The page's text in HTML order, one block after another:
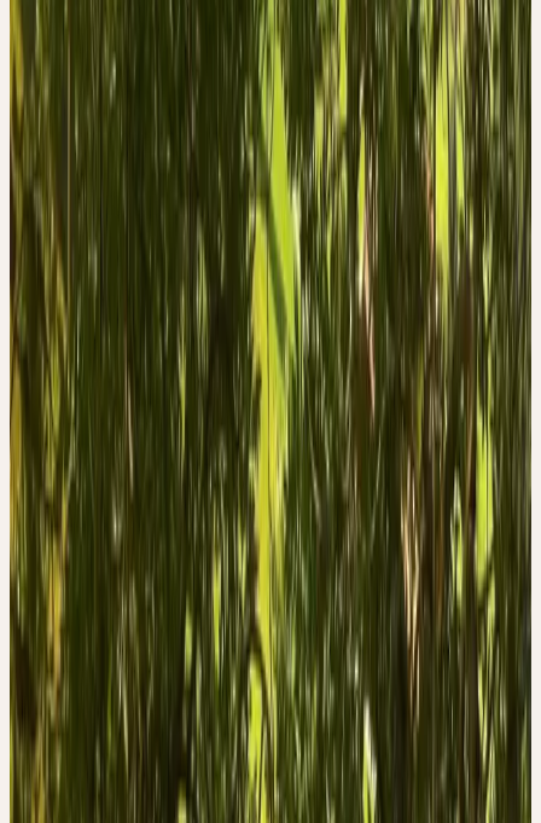
zur Entfaltung. Eine Knospe birgt potenzielle Pflanzenenergie in
höchstem Grad.
Die Farbe, die diese Vitalität zum Ausdruck bringt, ist natürlich
Grün, wie die der Blätter der meisten Pflanzen. Manchmal können
Knospen auch rot sein und damit eine innewohnende Wärmekraft
zum Ausdruck bringen. Würde es uns die Esche nicht zeigen,
wären schwarze Knospen schwer vorstellbar. Die Esche hat also
tatsächlich schwarze, samtartige Knospen und unterscheidet sich
damit markant von anderen Pflanzen.
Schwarz ist keine Farbe, sondern deren Abwesenheit, schwarze
Flächen reflektieren kein Licht, Schwarz schluckt das
lebensspendende Licht und ist darum in der belebten Natur sehr
selten. Wir erkennen also einen enormen Gegensatz zwischen der
Vitalität im Innern der Knospe und ihrer äusseren Farbe. Dieser
Gegensatz erstaunt um so mehr, als die Esche zu den vitalsten und
wuchskräftigsten Bäumen zählt. Könnte das Eschenwesen durch
diesen Gegensatz zum Ausdruck bringen, dass seine ganze
Lebenskraft in den Dienst von anderen gestellt wird und nicht zur
Vermehrung des eigenen Glanzes dient?
Die Eschenblätter sind 9- bis 13-teilig gefiedert mit lanzettlichen,
fein gezähnten Teilblättern. Die Anordnung der einzelnen Blätter